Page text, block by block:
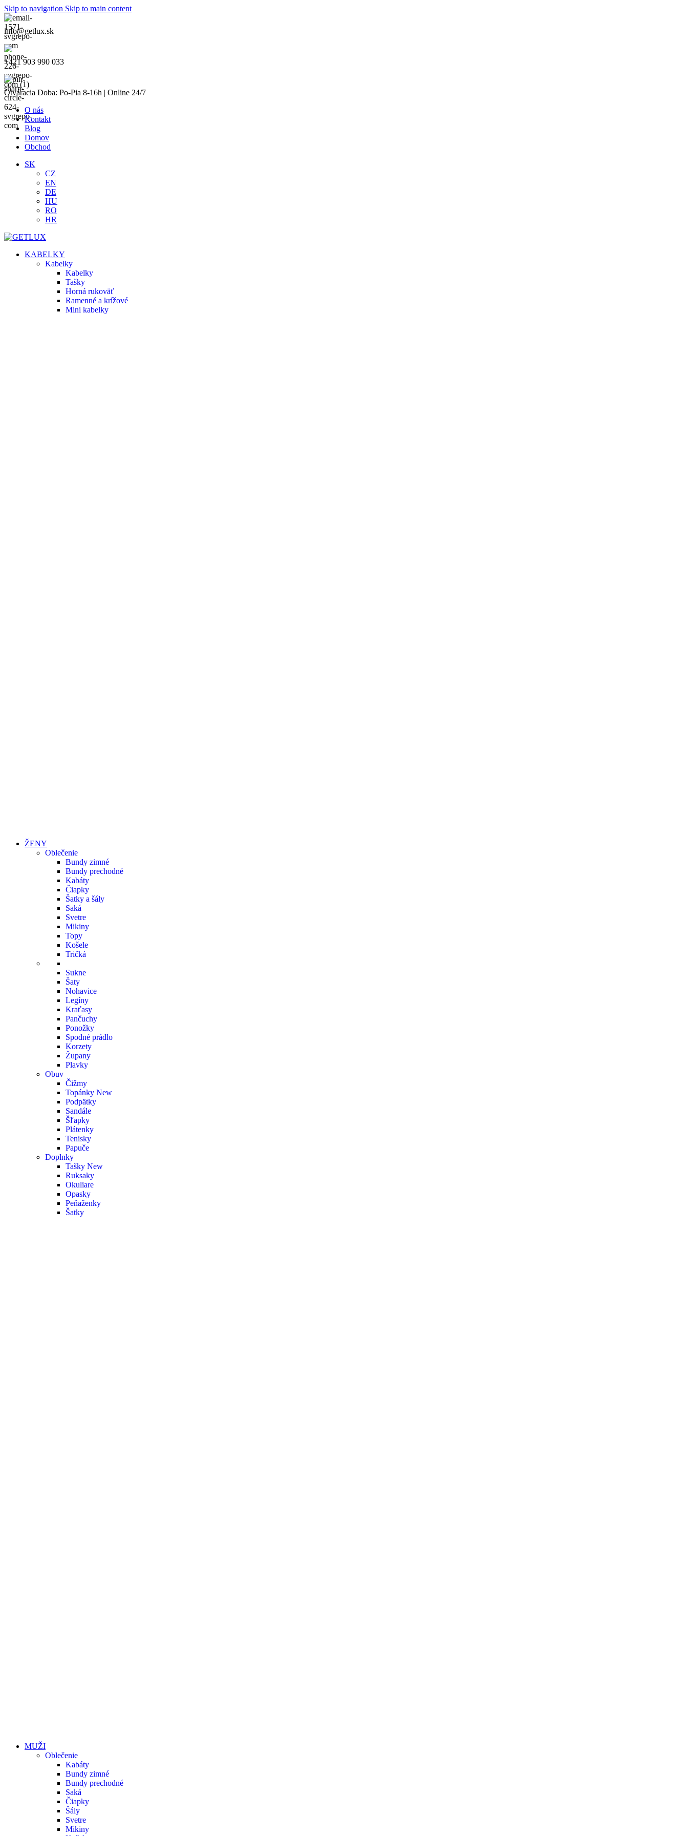
Skip to navigation Skip to main content
info@getlux.sk
+421 903 990 033
Otváracia Doba: Po-Pia 8-16h | Online 24/7
O nás
Kontakt
Blog
Domov
Obchod
SK
CZ
EN
DE
HU
RO
HR
KABELKY
Kabelky
Kabelky
Tašky
Horná rukoväť
Ramenné a krížové
Mini kabelky
ŽENY
Oblečenie
Bundy zimné
Bundy prechodné
Kabáty
Čiapky
Šatky a šály
Saká
Svetre
Mikiny
Topy
Košele
Tričká
Sukne
Šaty
Nohavice
Legíny
Kraťasy
Pančuchy
Ponožky
Spodné prádlo
Korzety
Župany
Plavky
Obuv
Čižmy
Topánky New
Podpätky
Sandále
Šľapky
Plátenky
Tenisky
Papuče
Doplnky
Tašky New
Ruksaky
Okuliare
Opasky
Peňaženky
Šatky
MUŽI
Oblečenie
Kabáty
Bundy zimné
Bundy prechodné
Saká
Čiapky
Šály
Svetre
Mikiny